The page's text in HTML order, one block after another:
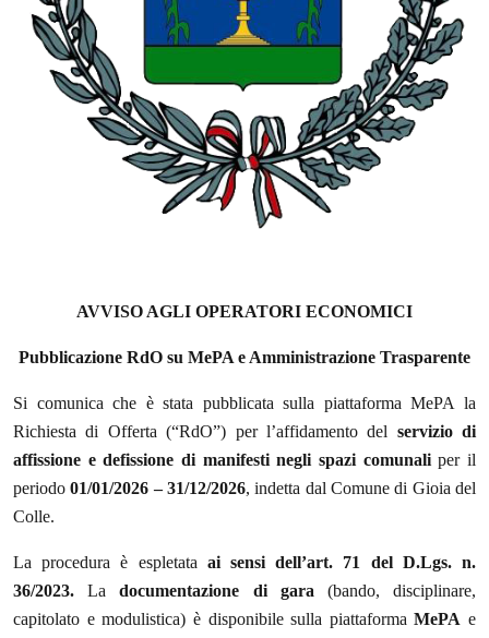
AVVISO AGLI OPERATORI ECONOMICI
Pubblicazione RdO su MePA e Amministrazione Trasparente
Si comunica che è stata pubblicata sulla piattaforma MePA la
Richiesta di Offerta (“RdO”) per l’affidamento del servizio di
affissione e defissione di manifesti negli spazi comunaliper il
periodo01/01/2026 – 31/12/2026, indetta dal Comune di Gioia del
Colle.
La procedura è espletata ai sensi dell’art. 71 del D.Lgs. n.
36/2023. Ladocumentazione di gara (bando, disciplinare,
capitolato e modulistica) è disponibile sulla piattaformaMePA e